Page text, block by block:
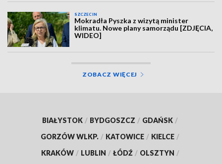
SZCZECIN
Mokradła Pyszka z wizytą minister
klimatu. Nowe plany samorządu [ZDJĘCIA,
WIDEO]
ZOBACZ WIĘCEJ
BIAŁYSTOK / BYDGOSZCZ / GDAŃSK /
GORZÓW WLKP. / KATOWICE / KIELCE /
KRAKÓW / LUBLIN / ŁÓDŹ / OLSZTYN /